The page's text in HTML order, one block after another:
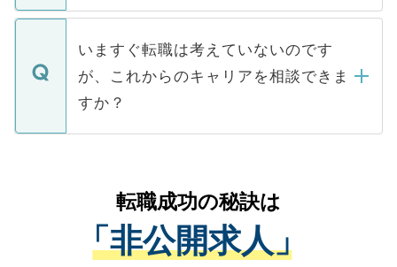
関を公にしてしまうと、応募が殺到する場
に、医療機関が求める条件に合った人材の
みを人材紹介会社に依頼するケースが増え
ています。
定を承諾する必要はありません。内定先へ
の辞退の連絡はキャリアパートナーが行い
個人情報が漏えいすることはありませんの
で、ご安心ください。当サイトからの登録
などで収集したご登録者様の個人情報は、
ご本人のキャリアアップおよび転職活動の
支援を目的に使用いたします。お預かりし
ているすべての個人データはご本人の許可
は、個人情報の取り扱いについての厳密な
管理基準を満たした事業者のみに付与され
る、プライバシーマークを取得済みです。
いますぐ転職は考えていないのです
が、これからのキャリアを相談できま
すか？
かがいして、現在の医療機関の状況や紹介
経験をまじえながら、適切なアドバイスを
させていただきます。すぐにご転職をされ
ない方には、長期的なサポートが可能です
転職成功の秘訣は
「非公開求人」